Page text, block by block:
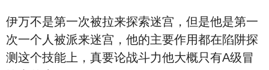
伊万不是第一次被拉来探索迷宫，但是他是第一
次一个人被派来迷宫，他的主要作用都在陷阱探
测这个技能上，真要论战斗力他大概只有A级冒